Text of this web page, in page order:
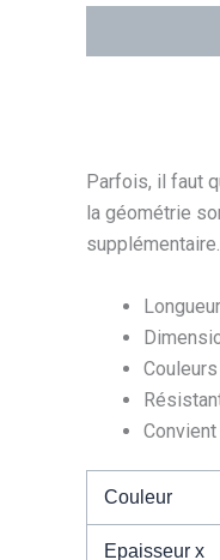
Parfois, il faut
la géométrie
supplémentaire.
Couleur
Epaisseur x